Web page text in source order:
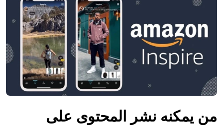
من يمكنه نشر المحتوى على